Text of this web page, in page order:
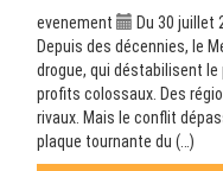
evenement
Du 30 juillet
Depuis des décennies, le
drogue, qui déstabilisent
profits colossaux. Des
rivaux. Mais le conflit
plaque tournante du (…)